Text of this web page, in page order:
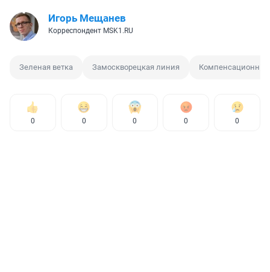
Игорь Мещанев
Корреспондент MSK1.RU
Зеленая ветка Замоскворецкая линия
0 0 0 0 0